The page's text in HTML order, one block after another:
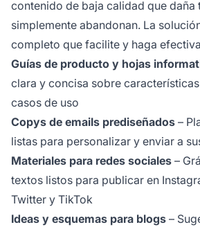
contenido de baja calidad que daña
simplemente abandonan. La
completo que facilite y haga
Guías de producto y hojas
clara y concisa sobre
casos de uso
Copys de emails prediseñados –
listas para personalizar y enviar a
Materiales para redes sociales –
textos listos para publicar en
Twitter y TikTok
Ideas y esquemas para blogs –